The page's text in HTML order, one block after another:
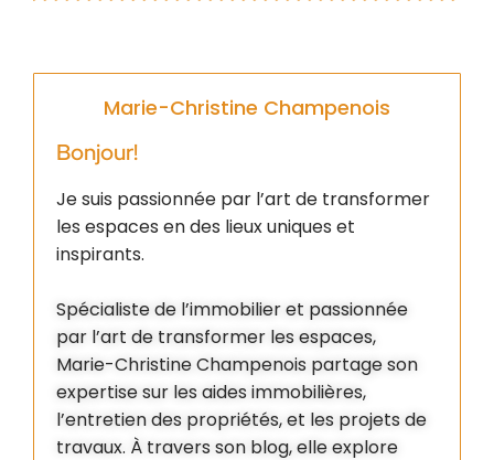
Marie-Christine Champenois
Bonjour!
Je suis passionnée par l’art de transformer
les espaces en des lieux uniques et
inspirants.
Spécialiste de l’immobilier et passionnée
par l’art de transformer les espaces,
Marie-Christine Champenois partage son
expertise sur les aides immobilières,
l’entretien des propriétés, et les projets de
travaux. À travers son blog, elle explore